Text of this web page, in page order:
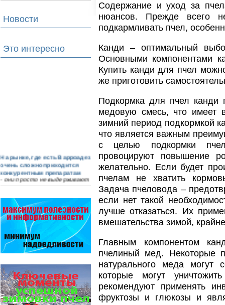
Новости
Это интересно
На рынке, где есть Варроадез
очень сложно приходится
конкурентным препаратам
- они просто не выдерживают
конкуренцию ни по цене,…
Проблема варроатоза пчел
решена! -
поочередное применение
препаратов ЗАО
АГРОБИОПРОМ
Варроадез,Амипол-Т,…
четырёх.
Проведя серию
экспериментов, учёные
выяснили, что медоносные
пчёлы превосходят…
Содержание и уход за
нюансов. Прежде всего
подкармливать пчел,
Канди – оптимальный
Основными компонентами
Купить канди для пчел
же приготовить
Подкормка для пчел канди
медовую смесь, что имеет
зимний период подкормкой
что является важным
с целью подкормки
провоцируют повышение
желательно. Если будет
пчелам не хватить
Задача пчеловода –
если нет такой
лучше отказаться. Их
вмешательства зимой,
Главным компонентом
пчелиный мед. Некоторые
натурального меда могут
которые могут
рекомендуют применять
фруктозы и глюкозы и